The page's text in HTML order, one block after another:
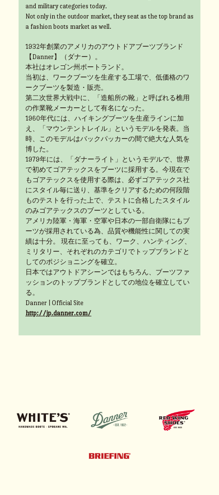
and military categories today.
Not only in the outdoor market, they seat as the top brand as
a fashion boots market as well.
1932年創業のアメリカのアウトドアブーツブランド
【Danner】（ダナー）。
本社はオレゴン州ポートランド。
当初は、ワークブーツを生産する工場で、低価格のワ
ークブーツを製造・販売。
第二次世界大戦中に、「造船所の靴」と呼ばれる樵用
の作業靴メーカーとして有名になった。
1960年代には、ハイキングブーツを生産ラインに加
え、「マウンテントレイル」というモデルを発表。当
時、このモデルはバックパッカーの間で絶大な人気を
博した。
1979年には、「ダナーライト」というモデルで、世界
で初めてゴアテックスをブーツに採用する。今現在で
もゴアテックスを使用する際は、必ずゴアテックス社
にスタイル毎に送り、基準をクリアするための何段階
ものテストを行った上で、テストに合格したスタイル
のみゴアテックスのブーツとしている。
アメリカ陸軍・海軍・空軍や日本の一部自衛隊にもブ
ーツが採用されている為、品質や機能性に関しての実
績は十分。 現在に至っても、ワーク、ハンティング、
ミリタリー、それぞれのカテゴリでトップブランドと
してのポジショニングを確立。
日本ではアウトドアシーンではもちろん、ブーツファ
ッションのトップブランドとしての地位を確立してい
る。
Danner | Official Site
http://jp.danner.com/